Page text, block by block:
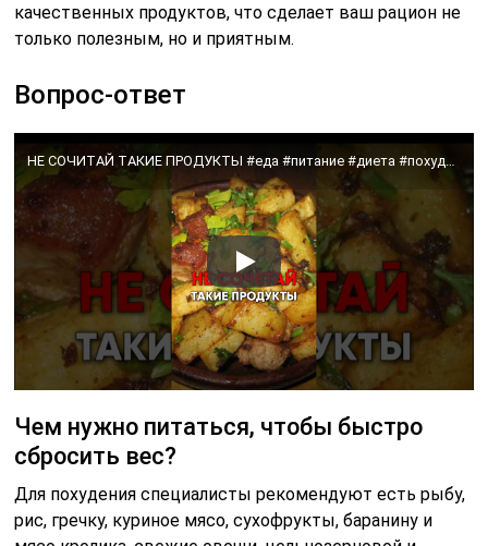
качественных продуктов, что сделает ваш рацион не
только полезным, но и приятным.
Вопрос-ответ
Чем нужно питаться, чтобы быстро
сбросить вес?
Для похудения специалисты рекомендуют есть рыбу,
рис, гречку, куриное мясо, сухофрукты, баранину и